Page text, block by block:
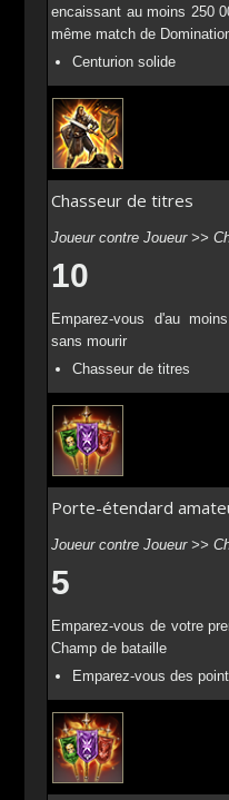
encaissant au moins 250
même match de
Centurion solide
Chasseur de titres
Joueur contre Joueur >>
10
Emparez-vous d'au
sans mourir
Chasseur de titres
Porte-étendard
Joueur contre Joueur >>
5
Emparez-vous de votre
Champ de bataille
Emparez-vous des